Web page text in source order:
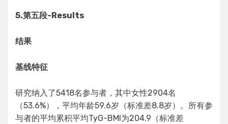
5.第五段-Results
结果
基线特征
研究纳入了5418名参与者，其中女性2904名
（53.6%），平均年龄59.6岁（标准差8.8岁）。所有参
与者的平均累积平均TyG-BMI为204.9（标准差